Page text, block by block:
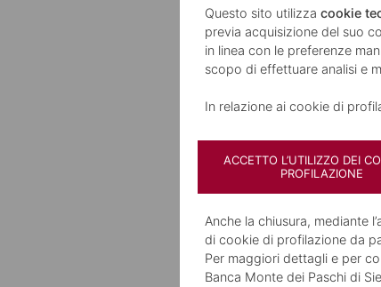
dei crediti
insolvenza e gestisci
business senza
preoccupazioni
Questo sito utilizza cookie
previa acquisizione del suo
in linea con le preferenze
scopo di effettuare analisi e
In relazione ai cookie di
ACCETTO L’UTILIZZO DEI
PROFILAZIONE
Anche la chiusura, mediante
di cookie di profilazione da
Per maggiori dettagli e per
Banca Monte dei Paschi di